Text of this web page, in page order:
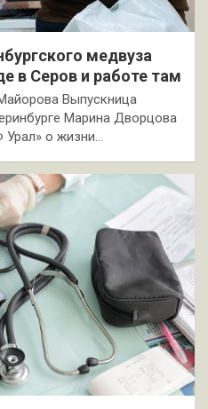
медвуза
в Серов и работе там
Выпускница
Марина Дворцова
о жизни…